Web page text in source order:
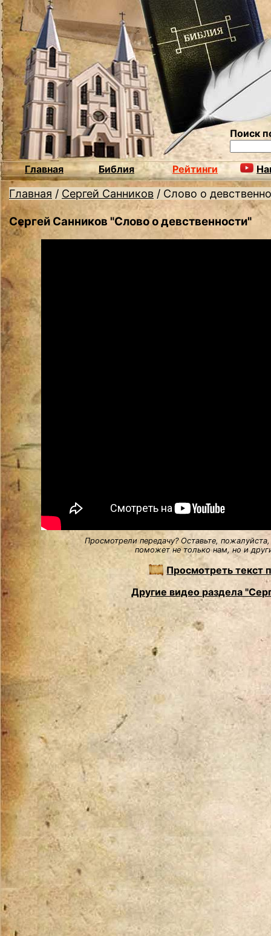
Поиск
Главная Библия Рейтинги
Главная / Сергей Санников / Слово о
Сергей Санников "Слово о девственности"
Просмотрели передачу? Оставьте,
поможет не только нам, но и
Просмотреть текст
Другие видео раздела